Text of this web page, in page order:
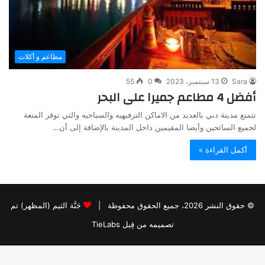
مطاعم و أكلات
Sara 13 سبتمبر، 2023 0
55
أفضل 4 مطاعم جميرا على البحر
تتمتع مدينة دبي بالعديد من الاماكن الترفيهيه والسياحيه والتي توفر المتعة
لجميع السائحين وأيضا المقيمين داخل المدينة بالإضافة إلى أن…
أكمل القراءة »
© حقوق النشر 2026، جميع الحقوق محفوظة |
جَنَّة الثيم (المظهر) تم
تصميمه من قِبل TieLabs